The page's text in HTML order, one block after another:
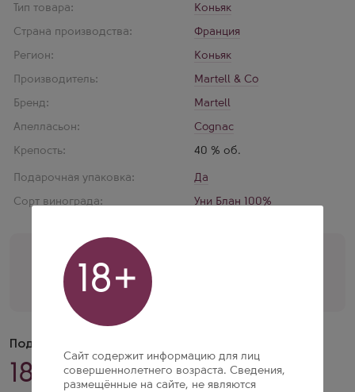
Тип товара:
Коньяк
Страна производства:
Франция
Регион:
Коньяк
Производитель:
Martell & Co
Бренд:
Martell
Апелласьон:
Cognac
Крепость:
40 % об.
Подарочная упаковка:
Да
Сорт винограда:
Уни Блан 100%
Помощь кависта
+7 (495) 197-77-56
Перезвоните мне
Подача
18–20 °C
18+
Сайт содержит информацию для лиц
совершеннолетнего возраста. Сведения,
размещённые на сайте, не являются